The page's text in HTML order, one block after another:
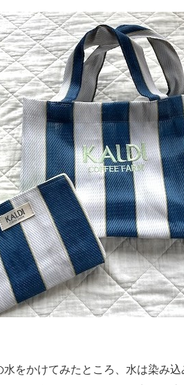
をかけてみたところ、水は染み